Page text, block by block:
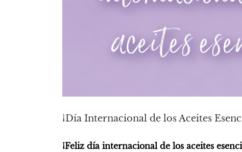
¡Día Internacional de los Aceites
¡Feliz día internacional de los aceites